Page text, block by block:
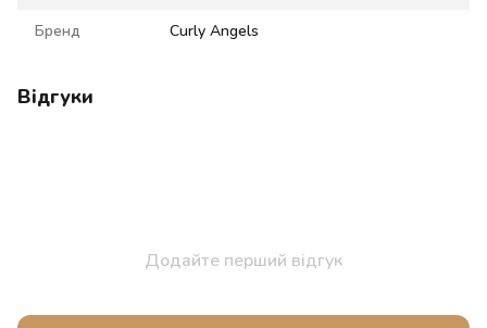
Бренд Curly Angels
Відгуки
Додайте перший відгук